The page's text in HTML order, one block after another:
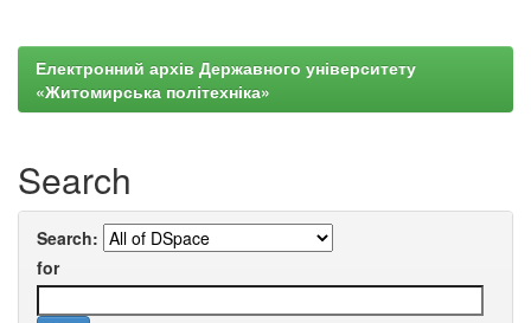
Електронний архів Державного університету
«Житомирська політехніка»
Search
Search:
for